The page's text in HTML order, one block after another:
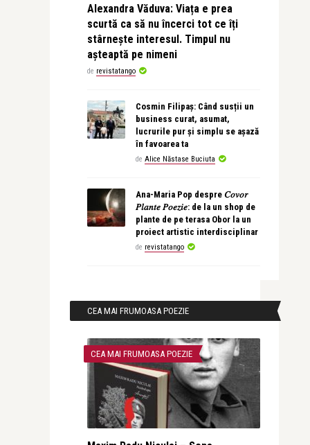
Alexandra Văduva: Viața e prea
scurtă ca să nu încerci tot ce îți
stârnește interesul. Timpul nu
așteaptă pe nimeni
de revistatango
Cosmin Filipaș: Când susții un
business curat, asumat,
lucrurile pur și simplu se așază
în favoarea ta
de Alice Năstase Buciuta
Ana-Maria Pop despre 𝐶𝑜𝑣𝑜𝑟
𝑃𝑙𝑎𝑛𝑡𝑒 𝑃𝑜𝑒𝑧𝑖𝑒: de la un shop de
plante de pe terasa Obor la un
proiect artistic interdisciplinar
de revistatango
CEA MAI FRUMOASA POEZIE
CEA MAI FRUMOASA POEZIE